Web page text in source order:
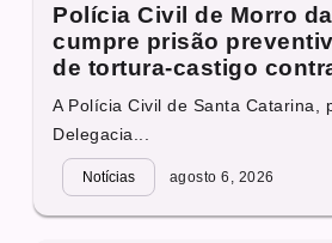
Polícia Civil de Morro
cumpre prisão
de tortura-castigo
A Polícia Civil de Santa Catarina,
Delegacia...
Notícias agosto 6, 2026